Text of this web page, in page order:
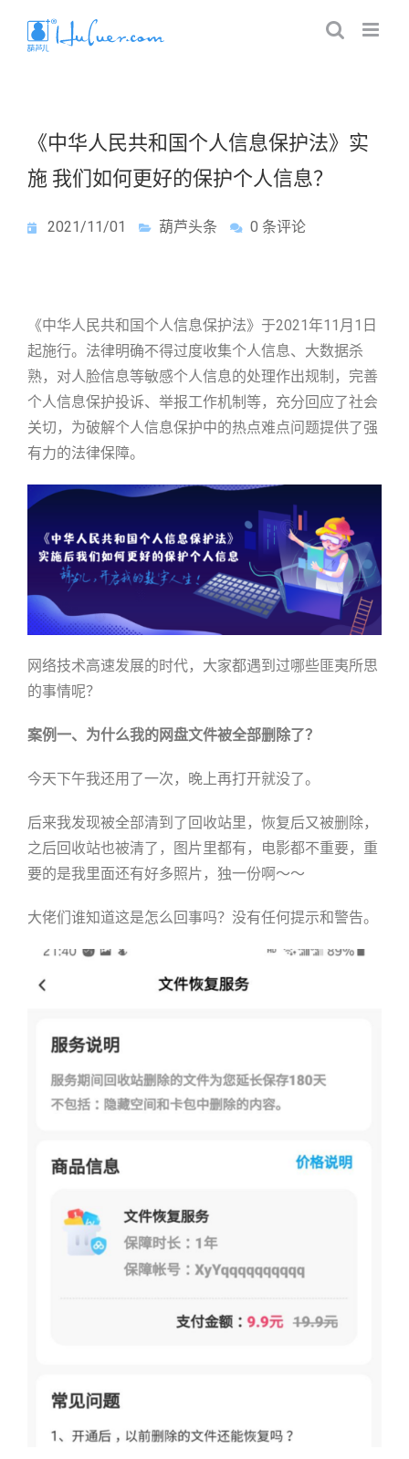
《中华人民共和国个人信息保护法》实
施 我们如何更好的保护个人信息？
2021/11/01 葫芦头条 0 条评论
《中华人民共和国个人信息保护法》于2021年11月1日
起施行。法律明确不得过度收集个人信息、大数据杀
熟，对人脸信息等敏感个人信息的处理作出规制，完善
个人信息保护投诉、举报工作机制等，充分回应了社会
关切，为破解个人信息保护中的热点难点问题提供了强
有力的法律保障。
网络技术高速发展的时代，大家都遇到过哪些匪夷所思
的事情呢？
案例一、为什么我的网盘文件被全部删除了？
今天下午我还用了一次，晚上再打开就没了。
后来我发现被全部清到了回收站里，恢复后又被删除，
之后回收站也被清了，图片里都有，电影都不重要，重
要的是我里面还有好多照片，独一份啊～～
大佬们谁知道这是怎么回事吗？没有任何提示和警告。